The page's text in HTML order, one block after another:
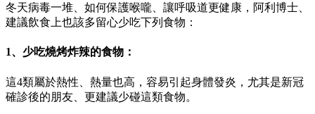
冬天病毒一堆、如何保護喉嚨、讓呼吸道更健康，阿利博士、
建議飲食上也該多留心少吃下列食物：
1、少吃燒烤炸辣的食物：
這4類屬於熱性、熱量也高，容易引起身體發炎，尤其是新冠
確診後的朋友、更建議少碰這類食物。